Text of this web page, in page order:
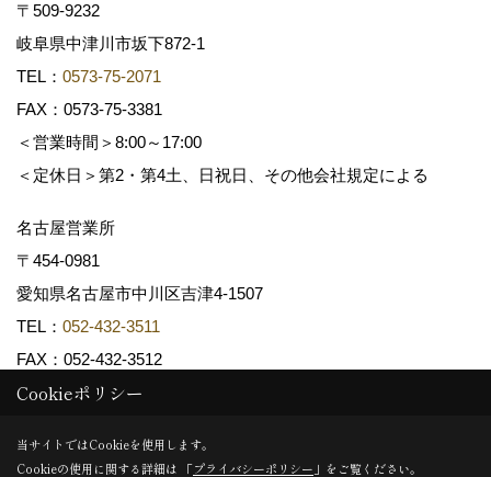
〒509-9232
岐阜県中津川市坂下872‐1
TEL： 0573-75-2071
FAX：0573-75-3381
＜営業時間＞8:00～17:00
＜定休日＞第2・第4土、日祝日、その他会社規定による
名古屋営業所
〒454-0981
愛知県名古屋市中川区吉津4-1507
TEL： 052-432-3511
FAX：052-432-3512
Copyright (c) 共和木材工業株式会社. All Rights Reserved.
Produced byゴデスクリエイト
Cookieポリシー
当サイトではCookieを使用します。
Cookieの使用に関する詳細は 「プライバシーポリシー 」をご覧ください。